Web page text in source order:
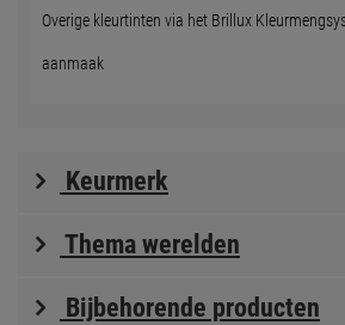
Overige kleurtinten via het Brillux
aanmaak
Keurmerk
Thema werelden
Bijbehorende producten